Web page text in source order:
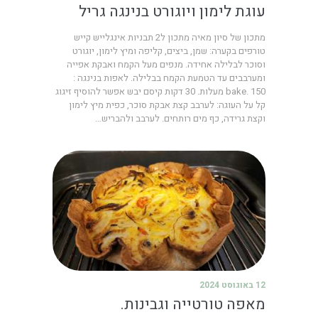
עוגת לימון ויוגורט בנינגה גריל
מתכון של סיון מאיה מתכון ל2 תבניות אינגלייש קייש
טורפים בקערה: שמן, ביצים, קליפה ומיץ לימון, יוגורט
וסוכר לבלילה אחידה. מנפים מעל הקמח ואבקת אפייה
ומערבבים עד הטמעת הקמח בבלילה. לאפות בנינגה :
bake. 150 מעלות. 30 דקות קיסם יבש אפשר להוסיף זיגוג
קל על העוגה: לערבב קצת אבקת סוכר, כפית מיץ לימון
וקצת גרידה, כף מים רותחים. לערבב ולהבריש…
12 באוגוסט 2024
מאפה טורטייה וגבינות.